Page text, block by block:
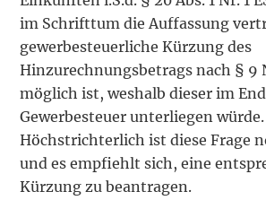
im Schrifttum die Auffassung
gewerbesteuerliche Kürzung des
Hinzurechnungsbetrags nach § 9
möglich ist, weshalb dieser im
Gewerbesteuer unterliegen würde.
Höchstrichterlich ist diese Frage
und es empfiehlt sich, eine
Kürzung zu beantragen.